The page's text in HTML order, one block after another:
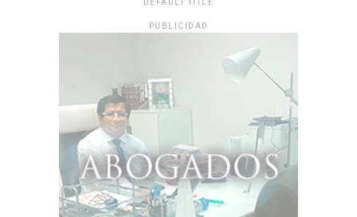
DEFAULT TITLE
PUBLICIDAD